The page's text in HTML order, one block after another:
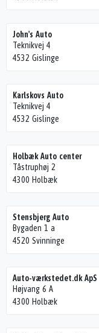
John's Auto
Teknikvej 4
4532 Gislinge
Karlskovs Auto
Teknikvej 4
4532 Gislinge
Holbæk Auto center
Tåstruphøj 2
4300 Holbæk
Stensbjerg Auto
Bygaden 1 a
4520 Svinninge
Auto-værkstedet.dk ApS
Højvang 6 A
4300 Holbæk